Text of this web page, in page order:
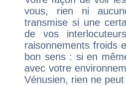
vous, rien ni
transmise si une
de vos
raisonnements froids
bon sens : si en
avec votre
Vénusien, rien ne